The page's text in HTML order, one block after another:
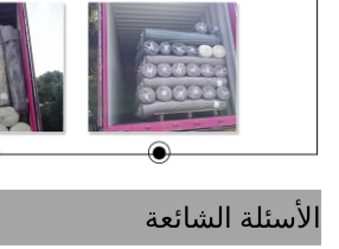
الأسئلة الشائعة